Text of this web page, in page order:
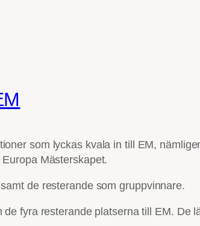
som lyckas kvala in till EM,
Mästerskapet.
de resterande som gruppvinnare.
fyra resterande platserna till EM. De